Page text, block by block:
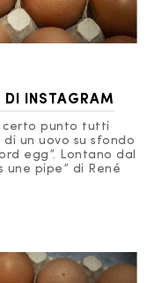
DI INSTAGRAM
certo punto tutti
un uovo su sfondo
egg”. Lontano dal
une pipe” di René